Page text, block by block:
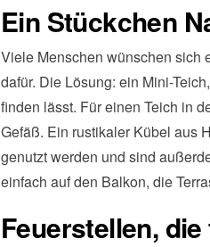
Ein Stückchen
Viele Menschen wünschen sich
dafür. Die Lösung: ein Mini-
finden lässt. Für einen Teich in
Gefäß. Ein rustikaler Kübel aus
genutzt werden und sind
einfach auf den Balkon, die
Feuerstellen,